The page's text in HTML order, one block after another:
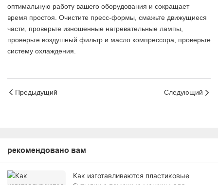
оптимальную работу вашего оборудования и сокращает
время простоя. Очистите пресс-формы, смажьте движущиеся
части, проверьте изношенные нагревательные лампы,
проверьте воздушный фильтр и масло компрессора, проверьте
систему охлаждения.
Предыдущий Следующий
рекомендовано вам
Как изготавливаются пластиковые